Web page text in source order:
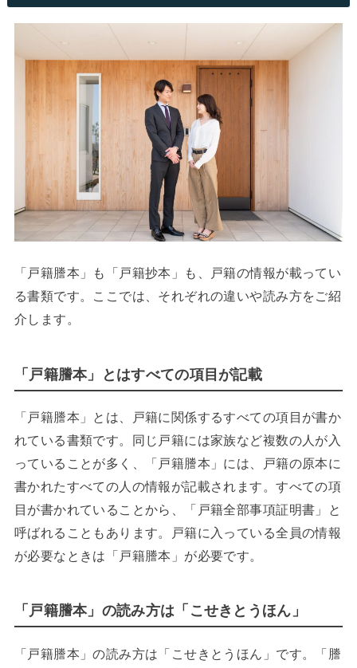
「戸籍謄本」も「戸籍抄本」も、戸籍の情報が載ってい
る書類です。ここでは、それぞれの違いや読み方をご紹
介します。
「戸籍謄本」とはすべての項目が記載
「戸籍謄本」とは、戸籍に関係するすべての項目が書か
れている書類です。同じ戸籍には家族など複数の人が入
っていることが多く、「戸籍謄本」には、戸籍の原本に
書かれたすべての人の情報が記載されます。すべての項
目が書かれていることから、「戸籍全部事項証明書」と
呼ばれることもあります。戸籍に入っている全員の情報
が必要なときは「戸籍謄本」が必要です。
「戸籍謄本」の読み方は「こせきとうほん」
「戸籍謄本」の読み方は「こせきとうほん」です。「謄